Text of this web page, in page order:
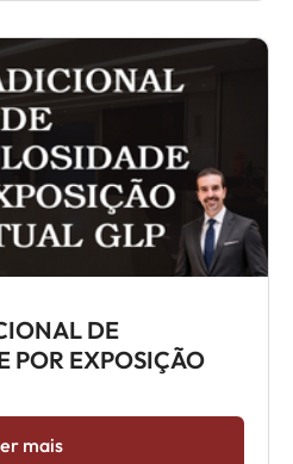
DE
POR EXPOSIÇÃO
mais